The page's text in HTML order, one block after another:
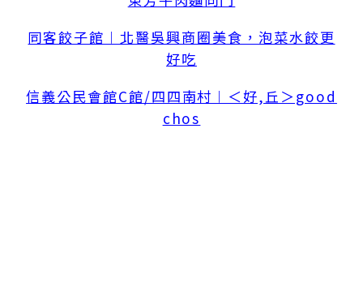
同客餃子館︱北醫吳興商圈美食，泡菜水餃更
好吃
信義公民會館C館/四四南村︱＜好,丘＞good
chos